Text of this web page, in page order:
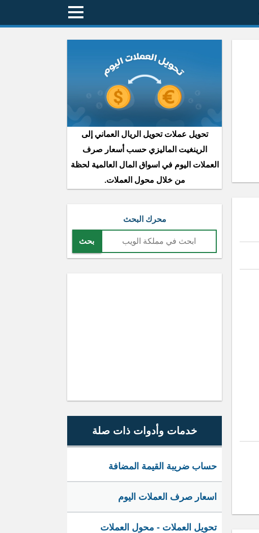
تحويل عملات تحويل الريال العماني إلى
الرينغيت الماليزي حسب أسعار صرف
العملات اليوم في اسواق المال العالمية لحظة
من خلال محول العملات.
محرك البحث
بحث
خدمات وأدوات ذات صلة
حساب ضريبة القيمة المضافة
اسعار صرف العملات اليوم
تحويل العملات - محول العملات